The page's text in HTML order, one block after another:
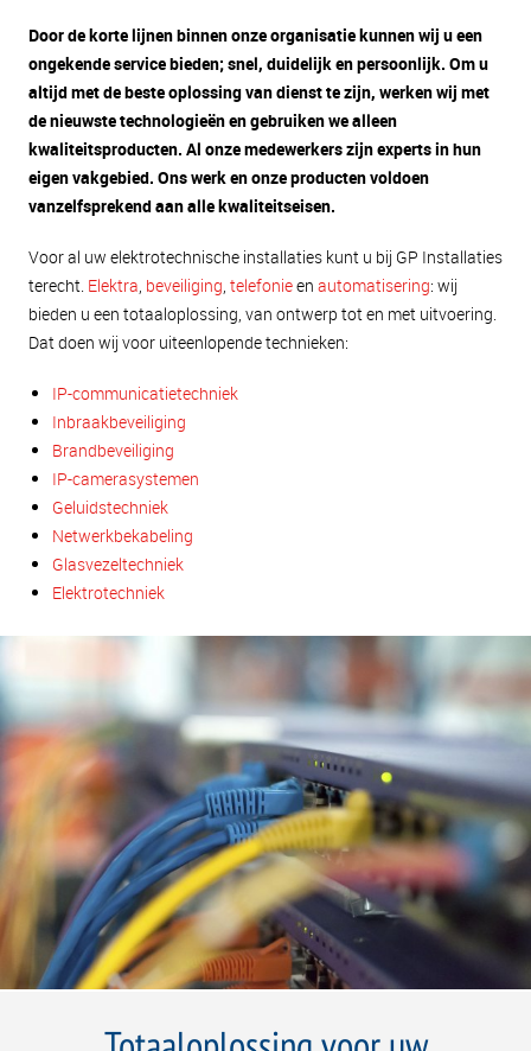
Door de korte lijnen binnen onze organisatie kunnen wij u een
ongekende service bieden; snel, duidelijk en persoonlijk. Om u
altijd met de beste oplossing van dienst te zijn, werken wij met
de nieuwste technologieën en gebruiken we alleen
kwaliteitsproducten. Al onze medewerkers zijn experts in hun
eigen vakgebied. Ons werk en onze producten voldoen
vanzelfsprekend aan alle kwaliteitseisen.
Voor al uw elektrotechnische installaties kunt u bij GP Installaties
terecht. Elektra, beveiliging, telefonieen automatisering: wij
bieden u een totaaloplossing, van ontwerp tot en met uitvoering.
Dat doen wij voor uiteenlopende technieken:
IP-communicatietechniek
Inbraakbeveiliging
Brandbeveiliging
IP-camerasystemen
Geluidstechniek
Netwerkbekabeling
Glasvezeltechniek
Elektrotechniek